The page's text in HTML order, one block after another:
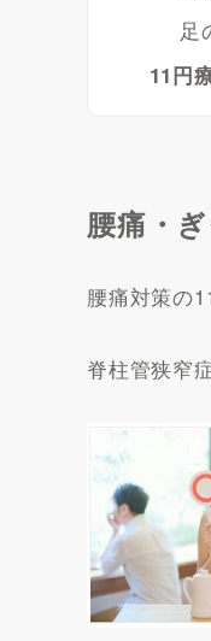
足
11円
腰痛・
腰痛対策の
脊柱管狭窄